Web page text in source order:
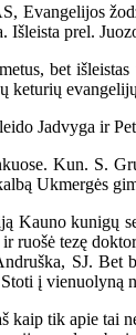
Išleista prel.
bet
keturių
Jadvyga ir
Kun. S.
Ukmergės
Kauno kunigų
ruošė tezę
SJ. Bet
į
tik apie tai